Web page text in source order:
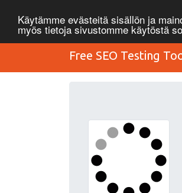
Käytämme evästeitä sisällön ja
myös tietoja sivustomme käytöstä
Free SEO Testing